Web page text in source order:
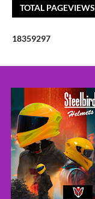
TOTAL PAGEVIEWS
18359297